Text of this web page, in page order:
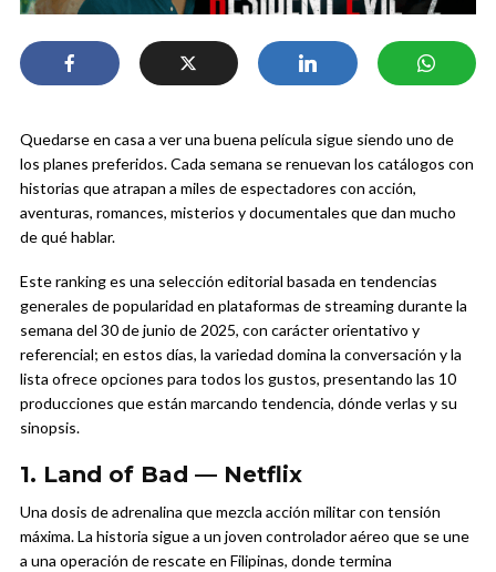
Quedarse en casa a ver una buena película sigue siendo uno de
los planes preferidos. Cada semana se renuevan los catálogos con
historias que atrapan a miles de espectadores con acción,
aventuras, romances, misterios y documentales que dan mucho
de qué hablar.
Este ranking es una selección editorial basada en tendencias
generales de popularidad en plataformas de streaming durante la
semana del 30 de junio de 2025, con carácter orientativo y
referencial; en estos días, la variedad domina la conversación y la
lista ofrece opciones para todos los gustos, presentando las 10
producciones que están marcando tendencia, dónde verlas y su
sinopsis.
1. Land of Bad — Netflix
Una dosis de adrenalina que mezcla acción militar con tensión
máxima. La historia sigue a un joven controlador aéreo que se une
a una operación de rescate en Filipinas, donde termina